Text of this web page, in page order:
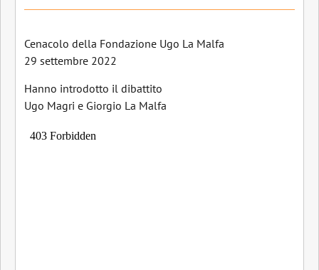
Cenacolo della Fondazione Ugo La Malfa
29 settembre 2022
Hanno introdotto il dibattito
Ugo Magri e Giorgio La Malfa